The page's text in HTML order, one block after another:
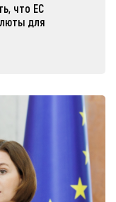
что ЕС
для